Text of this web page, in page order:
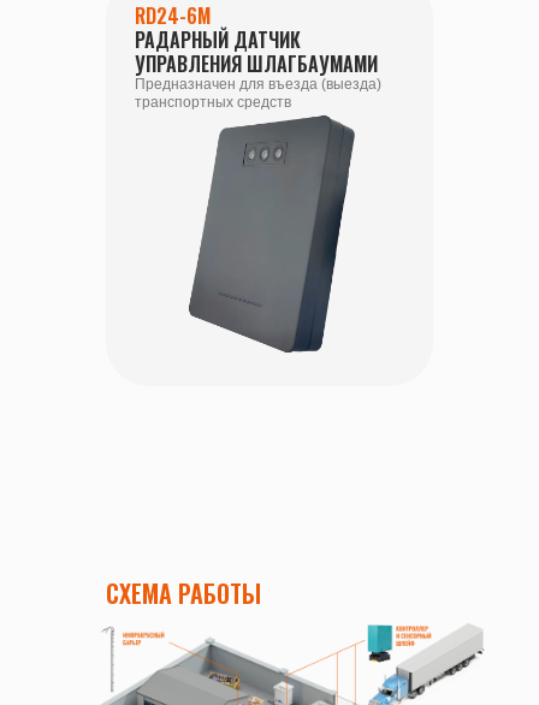
RD24-6M
РАДАРНЫЙ ДАТЧИК
УПРАВЛЕНИЯ ШЛАГБАУМАМИ
Предназначен для въезда (выезда)
транспортных средств
СХЕМА РАБОТЫ